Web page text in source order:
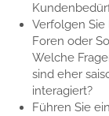
Verfolgen
Foren oder
Welche
sind eher
interagiert?
Führen Sie